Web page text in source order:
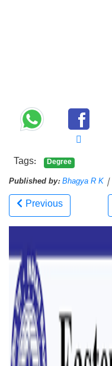
Tags: Degree
Published by: Bhagya R K |
Previous